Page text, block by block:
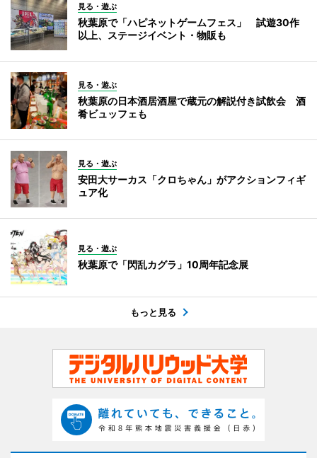
見る・遊ぶ
秋葉原で「ハピネットゲームフェス」 試遊30作
以上、ステージイベント・物販も
見る・遊ぶ
秋葉原の日本酒居酒屋で蔵元の解説付き試飲会 酒
肴ビュッフェも
見る・遊ぶ
安田大サーカス「クロちゃん」がアクションフィギ
ュア化
見る・遊ぶ
秋葉原で「閃乱カグラ」10周年記念展
もっと見る